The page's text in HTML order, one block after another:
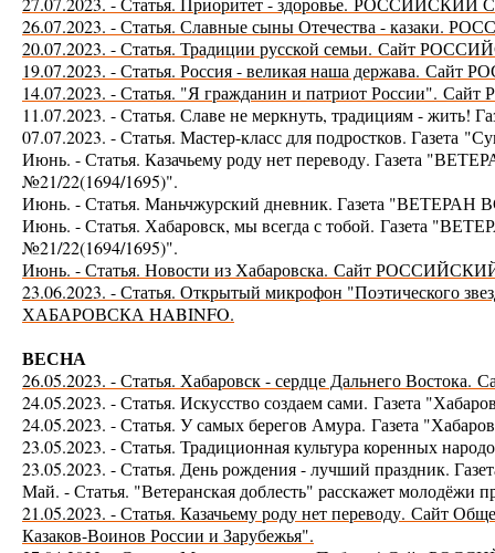
26.07.2023. - Статья. Славные сыны Отечества -
20.07.2023. - Статья. Традиции русской семьи. Сайт
19.07.2023. - Статья. Россия - великая наша держава. Сайт
14.07.2023. - Статья. "Я гражданин и патриот России". Сайт
11.07.2023. - Статья. Славе не меркнуть, традициям - жить!
07.07.2023. - Статья. Мастер-класс для подростков. Газета
Июнь. - Статья. Казачьему роду нет переводу. Газета "
№21/22(1694/1695)".
Июнь. - Статья. Маньчжурский дневник. Газета "ВЕТЕРАН
Июнь. - Статья. Хабаровск, мы всегда с тобой. Газета "
№21/22(1694/1695)".
Июнь. - Статья. Новости из Хабаровска. Сайт
23.06.2023. - Статья. Открытый микрофон "Поэтического
ХАБАРОВСКА HABINFO.
ВЕСНА
26.05.2023. - Статья. Хабаровск - сердце Дальнего Востока.
24.05.2023. - Статья. Искусство создаем сами. Газета
24.05.2023. - Статья. У самых берегов Амура. Газета
23.05.2023. - Статья. Традиционная культура коренных
23.05.2023. - Статья. День рождения - лучший праздник.
Май. - Статья. "Ветеранская доблесть" расскажет молодёжи
21.05.2023. - Статья. Казачьему роду нет переводу. Сайт
Казаков-Воинов России и Зарубежья".